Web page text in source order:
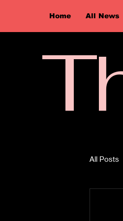
Home All News
All Posts